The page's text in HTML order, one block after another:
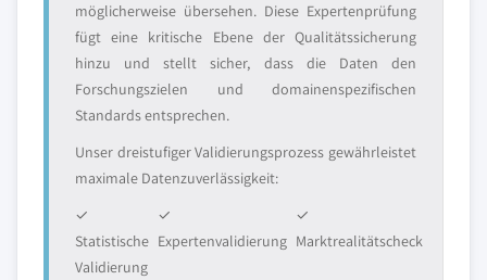
möglicherweise übersehen. Diese Expertenprüfung
fügt eine kritische Ebene der Qualitätssicherung
hinzu und stellt sicher, dass die Daten den
Forschungszielen und domainenspezifischen
Standards entsprechen.
Unser dreistufiger Validierungsprozess gewährleistet
maximale Datenzuverlässigkeit:
✓
Statistische
Validierung
✓
Expertenvalidierung
✓
Marktrealitätscheck